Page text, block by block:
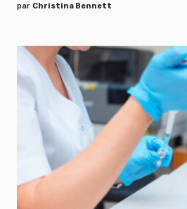
par Christina Bennett